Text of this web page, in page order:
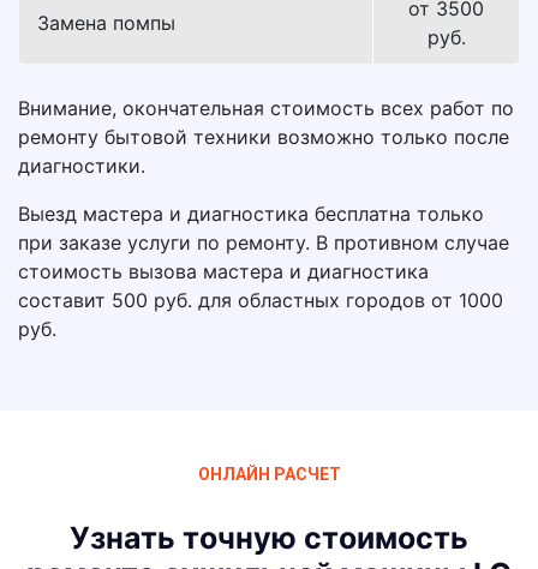
Замена помпы
от 3500
руб.
Внимание, окончательная стоимость всех работ по
ремонту бытовой техники возможно только после
диагностики.
Выезд мастера и диагностика бесплатна только
при заказе услуги по ремонту. В противном случае
стоимость вызова мастера и диагностика
составит 500 руб. для областных городов от 1000
руб.
ОНЛАЙН РАСЧЕТ
Узнать точную стоимость